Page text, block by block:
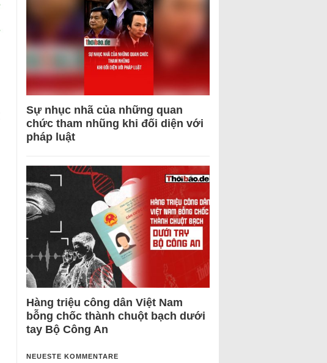
Sự nhục nhã của những quan
chức tham nhũng khi đối diện với
pháp luật
Hàng triệu công dân Việt Nam
bỗng chốc thành chuột bạch dưới
tay Bộ Công An
NEUESTE KOMMENTARE